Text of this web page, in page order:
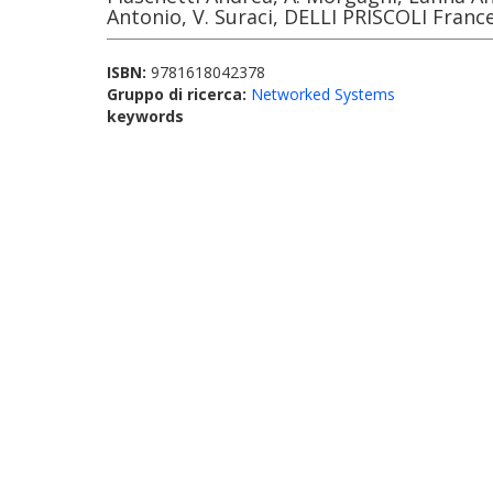
Antonio, V. Suraci, DELLI PRISCOLI
ISBN: 9781618042378
Gruppo di ricerca: Networked Systems
keywords